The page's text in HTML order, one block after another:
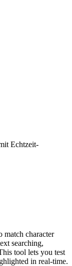
Echtzeit-
match character
searching,
tool lets you test
in real-time.